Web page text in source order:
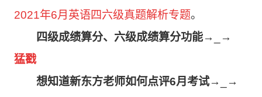
2021年6月英语四六级真题解析专题。
四级成绩算分、六级成绩算分功能→_→
猛戳
想知道新东方老师如何点评6月考试→_→